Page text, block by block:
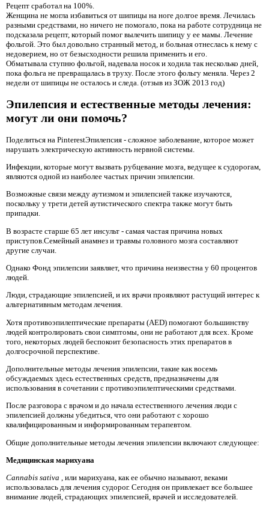
Рецепт сработал на 100%.
Женщина не могла избавиться от шипицы на ноге долгое время. Лечилась
разными средствами, но ничего не помогало, пока на работе сотрудница не
подсказала рецепт, который помог вылечить шипицу у ее мамы. Лечение
фольгой. Это был довольно странный метод, и больная отнеслась к нему с
недоверием, но от безысходности решила применить и его.
Обматывала ступню фольгой, надевала носок и ходила так несколько дней,
пока фольга не превращалась в труху. После этого фольгу меняла. Через 2
недели от шипицы не осталось и следа. (отзыв из ЗОЖ 2013 год)
Эпилепсия и естественные методы лечения:
могут ли они помочь?
Поделиться на PinterestЭпилепсия - сложное заболевание, которое может
нарушать электрическую активность нервной системы.
Инфекции, которые могут вызвать рубцевание мозга, ведущее к судорогам,
являются одной из наиболее частых причин эпилепсии.
Возможные связи между аутизмом и эпилепсией также изучаются,
поскольку у трети детей аутистического спектра также могут быть
припадки.
В возрасте старше 65 лет инсульт - самая частая причина новых
приступов.Семейный анамнез и травмы головного мозга составляют
другие случаи.
Однако Фонд эпилепсии заявляет, что причина неизвестна у 60 процентов
людей.
Люди, страдающие эпилепсией, и их врачи проявляют растущий интерес к
альтернативным методам лечения.
Хотя противоэпилептические препараты (AED) помогают большинству
людей контролировать свои симптомы, они не работают для всех. Кроме
того, некоторых людей беспокоит безопасность этих препаратов в
долгосрочной перспективе.
Дополнительные методы лечения эпилепсии, такие как восемь
обсуждаемых здесь естественных средств, предназначены для
использования в сочетании с противоэпилептическими средствами.
После разговора с врачом и до начала естественного лечения люди с
эпилепсией должны убедиться, что они работают с хорошо
квалифицированным и информированным терапевтом.
Общие дополнительные методы лечения эпилепсии включают следующее:
Медицинская марихуана
Cannabis sativa , или марихуана, как ее обычно называют, веками
использовалась для лечения судорог. Сегодня он привлекает все большее
внимание людей, страдающих эпилепсией, врачей и исследователей.